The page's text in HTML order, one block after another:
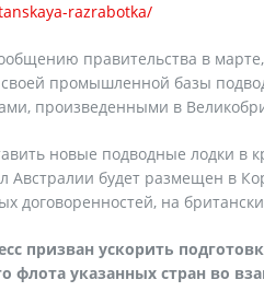
razrabotka/
правительства в
промышленной базы
произведенными в
новые подводные лодки в
Австралии будет размещен в
договоренностей, на
призван ускорить
флота указанных стран во